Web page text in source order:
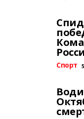
Спорт